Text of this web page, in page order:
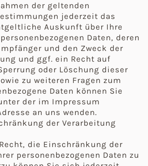
der geltenden
jederzeit das
Auskunft über Ihre
Daten, deren
und den Zweck der
und ggf. ein Recht auf
oder Löschung dieser
zu weiteren Fragen zum
Daten können Sie
der im Impressum
an uns wenden.
der Verarbeitung
die Einschränkung der
personenbezogenen Daten zu